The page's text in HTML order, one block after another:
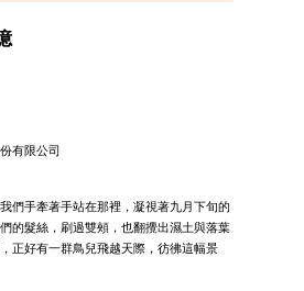
有限公司
們手牽著手站在那裡，凝視著九月下旬的
的髮絲，刷過雙頰，也翻攪出濕土與落葉
正好有一群鳥兒飛越天際，彷彿這幅景